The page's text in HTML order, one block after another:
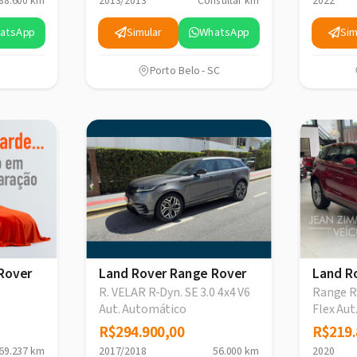
Simular WhatsApp
Porto Belo - SC
69.237 km
Land Rover Range Rover
R. VELAR R-Dyn. SE 3.0 4x4 V6
Aut. Automático
R$294.900,00
R$294.900,00
2017/2018 56.000 km
Land
Range
Flex
2020